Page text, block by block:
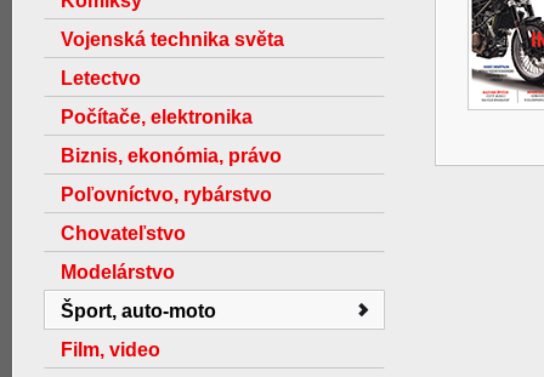
Vojenská technika světa
Letectvo
Počítače, elektronika
Biznis, ekonómia, právo
Poľovníctvo, rybárstvo
Chovateľstvo
Modelárstvo
Šport, auto-moto
Film, video